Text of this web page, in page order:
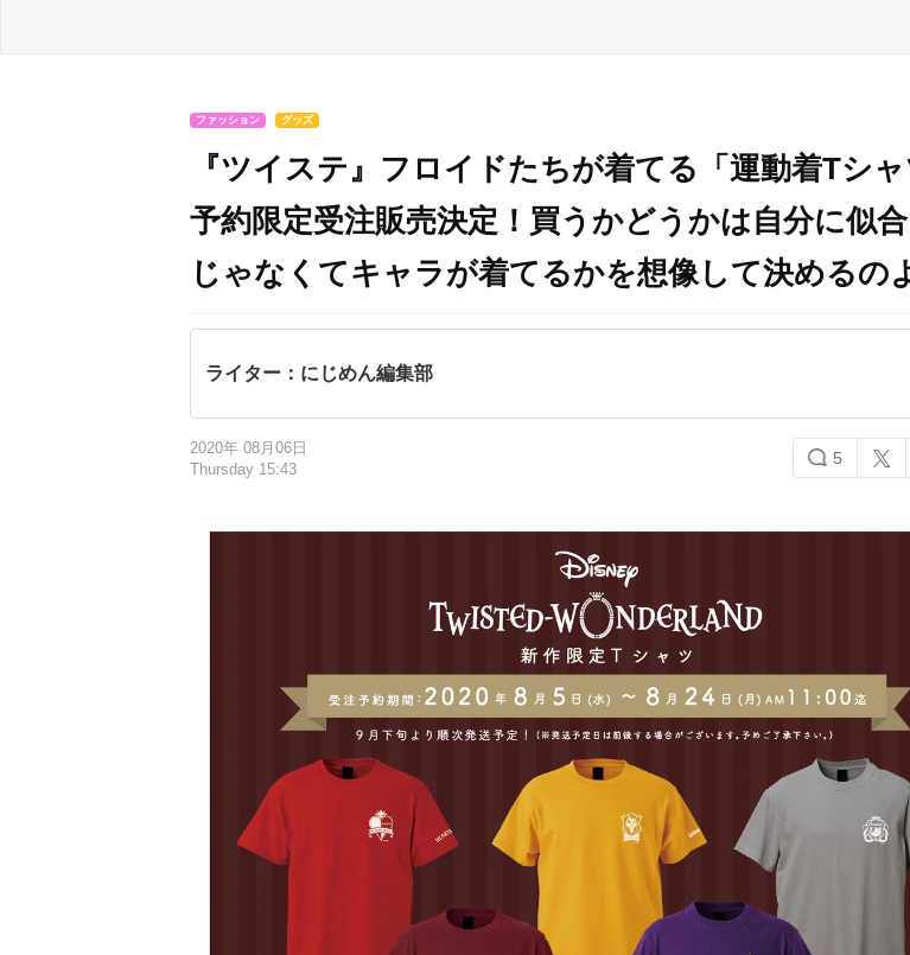
ファッション グッズ
『ツイステ』フロイドたちが着てる「運動着Tシ
予約限定受注販売決定！買うかどうかは自分に似
じゃなくてキャラが着てるかを想像して決めるの
ライター：にじめん編集部
2020年 08月06日
Thursday 15:43
5